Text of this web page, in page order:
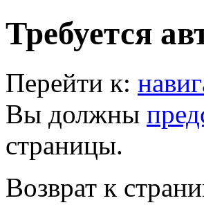
Требуется
Перейти к:
Вы должны
страницы.
Возврат к